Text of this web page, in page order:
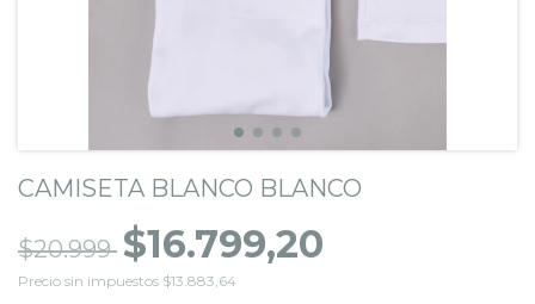
CAMISETA BLANCO BLANCO
$20.999 $16.799,20
Precio sin impuestos $13.883,64